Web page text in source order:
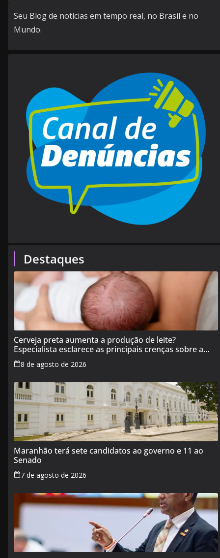
Seu Blog de notícias em tempo real, no Brasil e no
Mundo.
Destaques
Cerveja preta aumenta a produção de leite?
Especialista esclarece as principais crenças sobre a
alimentação durante a amamentação
8 de agosto de 2026
Maranhão terá sete candidatos ao governo e 11 ao
Senado
7 de agosto de 2026